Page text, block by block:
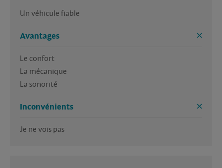
Un véhicule fiable
Avantages
Le confort
La mécanique
La sonorité
Inconvénients
Je ne vois pas